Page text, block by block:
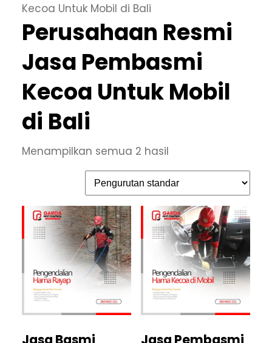
Kecoa Untuk Mobil di Bali
Perusahaan Resmi
Jasa Pembasmi
Kecoa Untuk Mobil
di Bali
Menampilkan semua 2 hasil